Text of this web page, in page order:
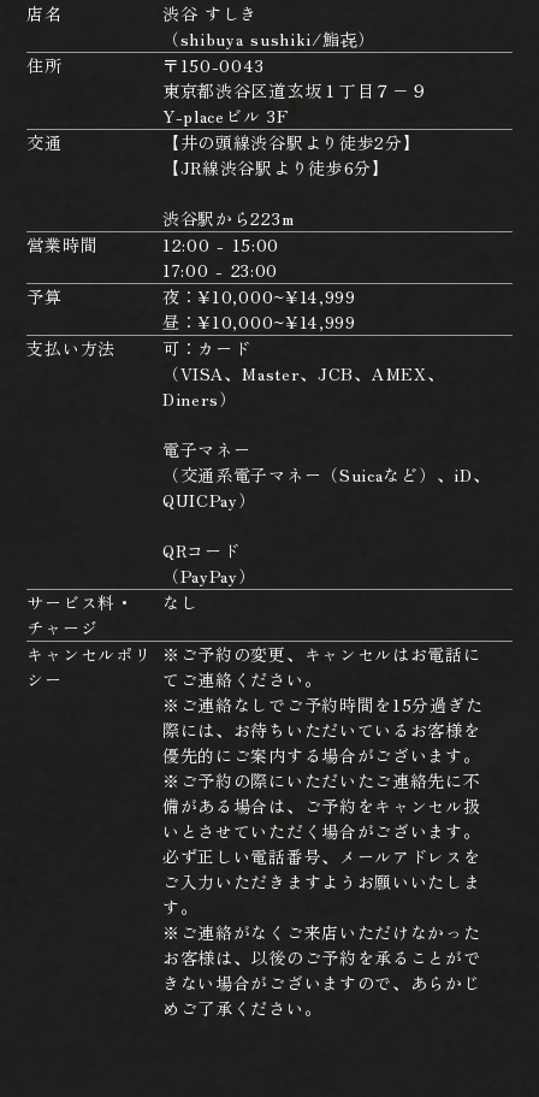
店名
渋谷 すしき
（shibuya sushiki/鮨㐂）
住所
〒150-0043
東京都渋谷区道玄坂１丁目７−９
Y-placeビル 3F
交通
【井の頭線渋谷駅より徒歩2分】
【JR線渋谷駅より徒歩6分】
渋谷駅から223m
営業時間
12:00 - 15:00
17:00 - 23:00
予算
夜：¥10,000~¥14,999
昼：¥10,000~¥14,999
支払い方法
可：カード
（VISA、Master、JCB、AMEX、
Diners）
電子マネー
（交通系電子マネー（Suicaなど）、iD、
QUICPay）
QRコード
（PayPay）
サービス料・
チャージ
なし
キャンセルポリ
シー
※ご予約の変更、キャンセルはお電話に
てご連絡ください。
※ご連絡なしでご予約時間を15分過ぎた
際には、お待ちいただいているお客様を
優先的にご案内する場合がございます。
※ご予約の際にいただいたご連絡先に不
備がある場合は、ご予約をキャンセル扱
いとさせていただく場合がございます。
必ず正しい電話番号、メールアドレスを
ご入力いただきますようお願いいたしま
す。
※ご連絡がなくご来店いただけなかった
お客様は、以後のご予約を承ることがで
きない場合がございますので、あらかじ
めご了承ください。